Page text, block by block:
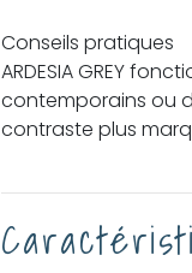
Conseils pratiques
ARDESIA GREY
contemporains ou
contraste plus